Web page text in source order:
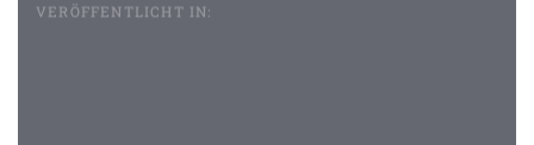
VERÖFFENTLICHT IN: